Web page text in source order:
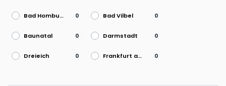
Bad Homburg vor der Höhe 0 Bad Vilbel 0
Baunatal 0 Darmstadt 0
Dreieich 0 Frankfurt am Main 0